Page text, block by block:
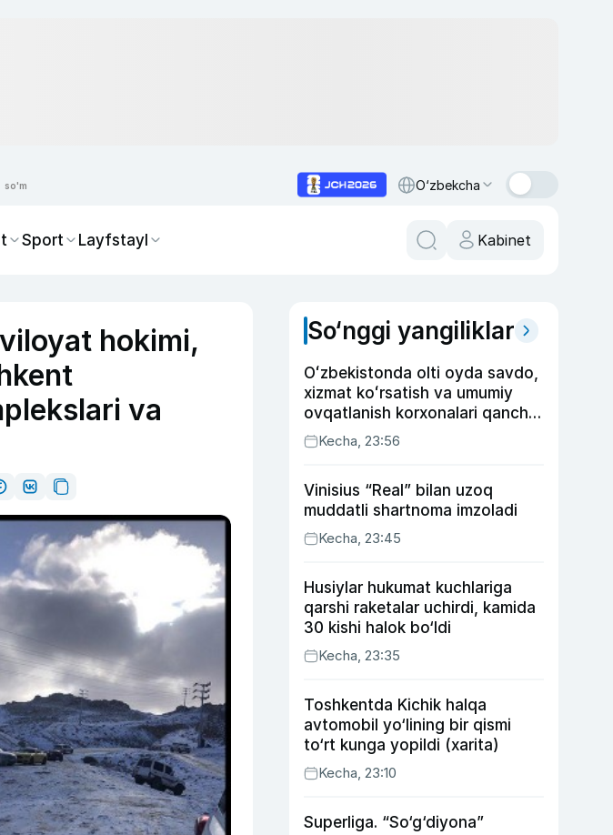
so'm O‘zbekcha
Sport Layfstayl Kabinet
hokimi,
va
So‘nggi yangiliklar
Oʻzbekistonda olti oyda savdo,
xizmat koʻrsatish va umumiy
ovqatlanish korxonalari qancha
soliq toʻlagani ochiqlandi
Kecha, 23:56
Vinisius “Real” bilan uzoq
muddatli shartnoma imzoladi
Kecha, 23:45
Husiylar hukumat kuchlariga
qarshi raketalar uchirdi, kamida
30 kishi halok bo‘ldi
Kecha, 23:35
Toshkentda Kichik halqa
avtomobil yo‘lining bir qismi
to‘rt kunga yopildi (xarita)
Kecha, 23:10
Superliga. “So‘g‘diyona”